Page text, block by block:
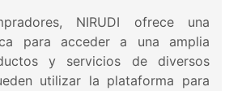
NIRUDI ofrece una
para acceder a una amplia
y servicios de diversos
utilizar la plataforma para